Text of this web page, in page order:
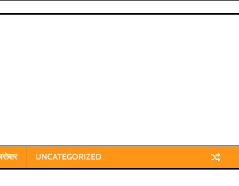
UNCATEGORIZED